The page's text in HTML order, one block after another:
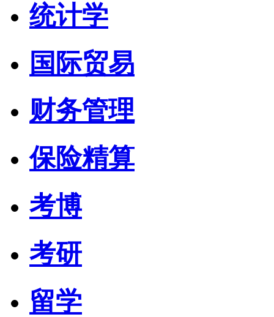
统计学
国际贸易
财务管理
保险精算
考博
考研
留学